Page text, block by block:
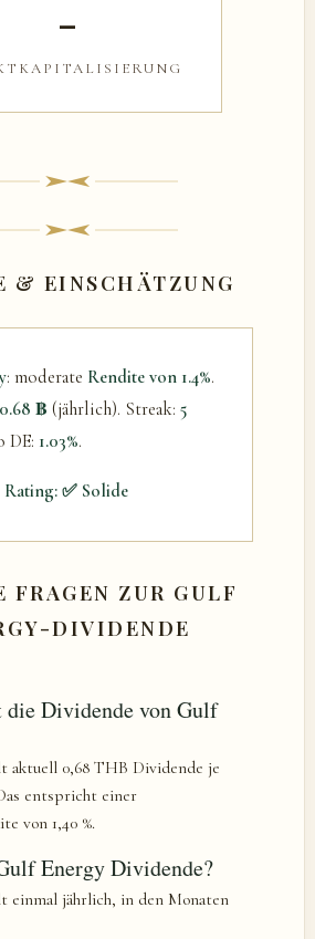
–
& EINSCHÄTZUNG
: moderate Rendite von 1.4%.
0.68 ฿ (jährlich). Streak: 5
DE: 1.03%.
Rating: ✅ Solide
FRAGEN ZUR GULF
DIVIDENDE
Dividende von Gulf
aktuell 0,68 THB Dividende je
entspricht einer
von 1,40 %.
Energy Dividende?
einmal jährlich, in den Monaten